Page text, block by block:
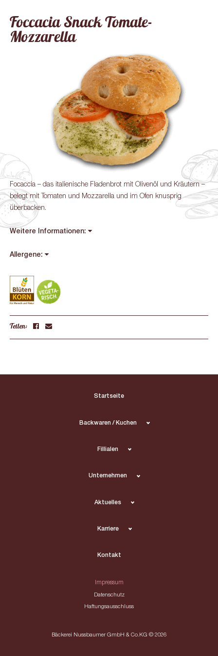
Foccacia Snack Tomate-
Mozzarella
Focaccia – das italienische Fladenbrot mit Olivenöl und Kräutern –
belegt mit Tomaten und Mozzarella und im Ofen knusprig
überbacken.
Weitere Informationen:
Allergene:
Teilen:
Startseite
Backwaren / Kuchen
Fillialen
Unternehmen
Aktuelles
Karriere
Kontakt
Impressum
Datenschutz
Haftungsausschluss
Bäckerei Nussbaumer GmbH & Co.KG © 2026